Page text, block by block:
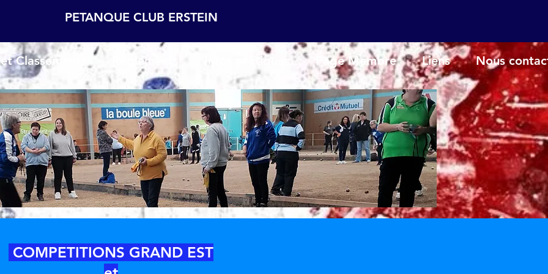
PETANQUE CLUB ERSTEIN
Classements Réglements Infos pratiques Page Membre Liens Nous
COMPETITIONS GRAND EST